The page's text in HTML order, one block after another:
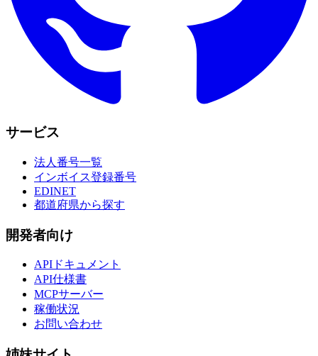
サービス
法人番号一覧
インボイス登録番号
EDINET
都道府県から探す
開発者向け
APIドキュメント
API仕様書
MCPサーバー
稼働状況
お問い合わせ